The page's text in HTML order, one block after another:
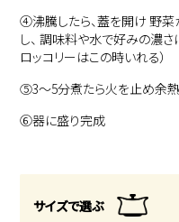
④沸騰したら、蓋を開け 野
し、 調味料や水で好みの濃さ
ロッコリーはこの時いれる）
⑤3〜5分煮たら火を止め余熱
⑥器に盛り完成
サイズで選ぶ